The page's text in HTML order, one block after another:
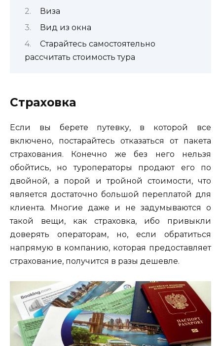
Виза
Вид из окна
Старайтесь самостоятельно
рассчитать стоимость тура
Страховка
Если вы берете путевку, в которой все
включено, постарайтесь отказаться от пакета
страхования. Конечно же без него нельзя
обойтись, но туроператоры продают его по
двойной, а порой и тройной стоимости, что
является достаточно большой переплатой для
клиента. Многие даже и не задумываются о
такой вещи, как страховка, ибо привыкли
доверять операторам, но, если обратиться
напрямую в компанию, которая предоставляет
страхование, получится в разы дешевле.